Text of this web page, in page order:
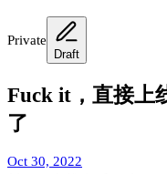
Private
Draft
Fuck it，直接上
了
Oct 30, 2022